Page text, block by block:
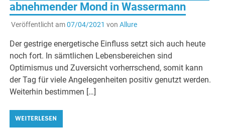
abnehmender Mond in Wassermann
Veröffentlicht am07/04/2021 von Allure
Der gestrige energetische Einfluss setzt sich auch heute
noch fort. In sämtlichen Lebensbereichen sind
Optimismus und Zuversicht vorherrschend, somit kann
der Tag für viele Angelegenheiten positiv genutzt werden.
Weiterhin bestimmen […]
WEITERLESEN